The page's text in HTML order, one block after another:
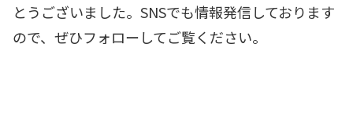
とうございました。SNSでも情報発信しております
ので、ぜひフォローしてご覧ください。